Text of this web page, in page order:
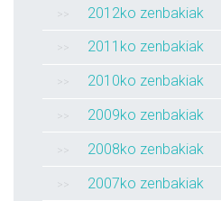
2012ko zenbakiak
2011ko zenbakiak
2010ko zenbakiak
2009ko zenbakiak
2008ko zenbakiak
2007ko zenbakiak